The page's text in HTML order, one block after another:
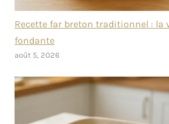
Recette far breton traditionnel : la
fondante
août 5, 2026